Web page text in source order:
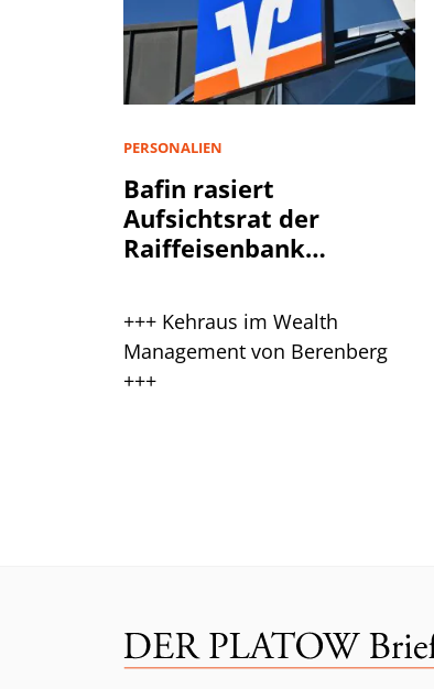
PERSONALIEN
Bafin rasiert
Aufsichtsrat der
Raiffeisenbank
+++ Kehraus im Wealth
Management von Berenberg
+++